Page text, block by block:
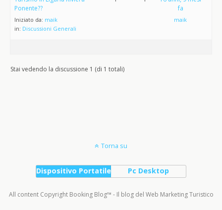
Ponente??
Iniziato da: maik
in: Discussioni Generali
fa
maik
Stai vedendo la discussione 1 (di 1 totali)
Torna su
Dispositivo Portatile Pc Desktop
All content Copyright Booking Blog™ - Il blog del Web Marketing Turistico